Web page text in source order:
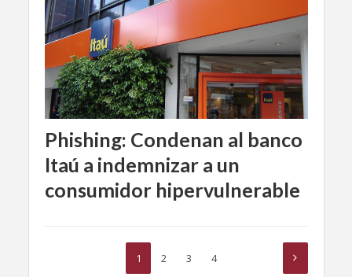
Phishing: Condenan al banco
Itaú a indemnizar a un
consumidor hipervulnerable
1 2 3 4